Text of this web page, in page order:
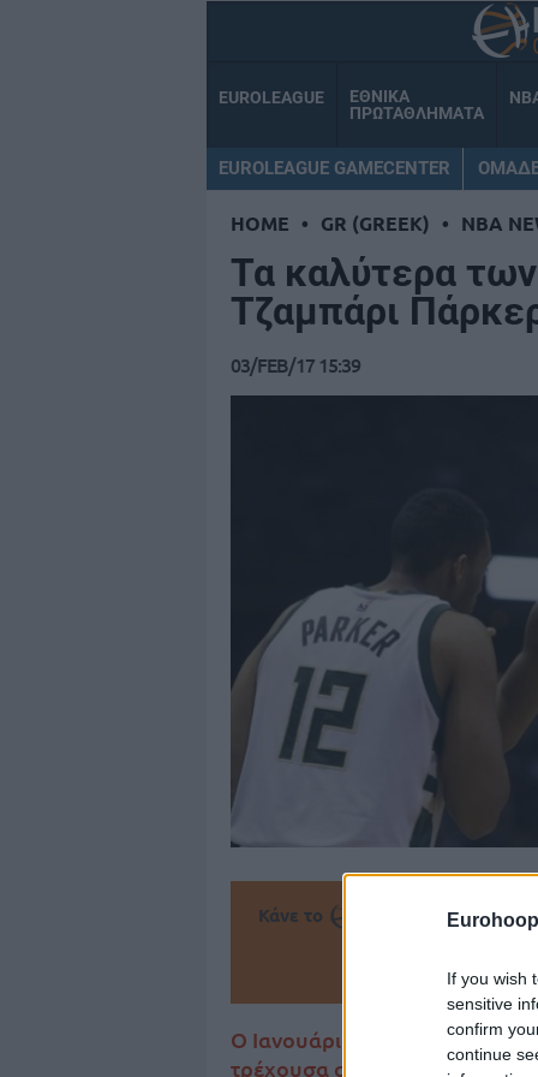
If you wish
sensitive
confirm
continue
EUROLEAGUE
ΕΘΝΙΚΑ
ΠΡΩΤΑΘΛΗΜΑΤΑ
EUROLEAGUE GAMECENTER
HOME • GR (GREEK) • NBA
Τα καλύτερα
Τζαμπάρι
03/FEB/17 15:39
Κάνε το την
Ο Ιανουάριος ήταν ο
τρέχουσα σεζόν, διάστημα